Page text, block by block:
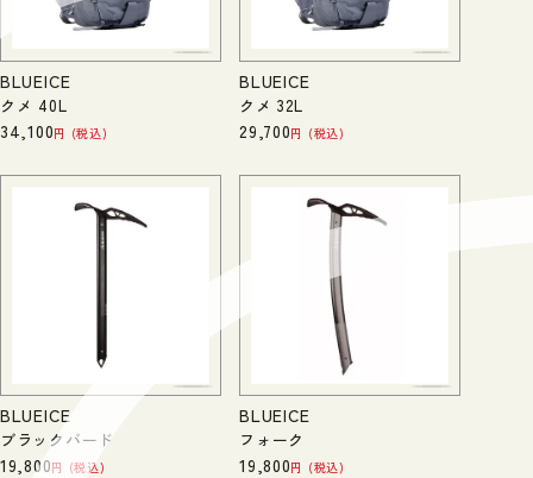
BLUEICE
クメ 40L
34,100 税込
BLUEICE
クメ 32L
29,700 税込
BLUEICE
ブラックバード
19,800 税込
BLUEICE
フォーク
19,800 税込